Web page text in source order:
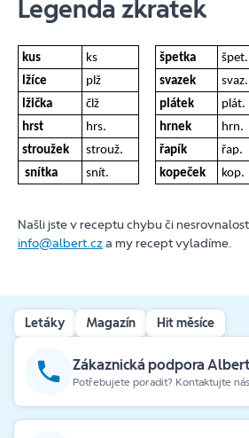
Legenda zkratek
kus ks špetka
špet.
lžíce
plž svazek
svaz.
lžička
člž plátek
plát.
hrst
hrs. hrnek
hrn.
stroužek
strouž. řapík
řap.
snítka
snít. kopeček kop.
Našli jste v receptu chybu či
info@albert.cza my recept vyladíme.
Letáky Magazín Hit měsíce
Zákaznická podpora Albert
Potřebujete poradit? Kontaktujte nás.